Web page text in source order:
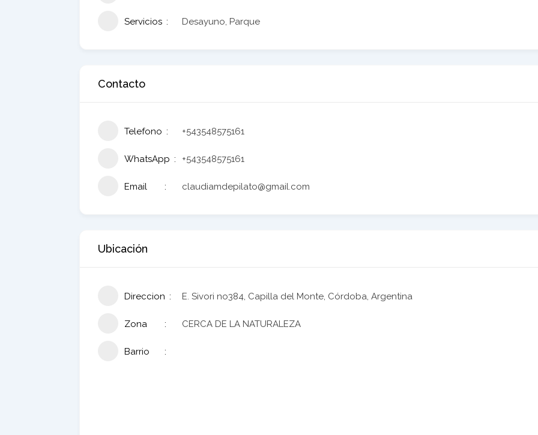
Servicios Desayuno, Parque
Contacto
Telefono +543548575161
WhatsApp +543548575161
Email claudiamdepilato@gmail.com
Ubicación
Direccion E. Sivori no384, Capilla del Monte, Córdoba, Argentina
Zona CERCA DE LA NATURALEZA
Barrio